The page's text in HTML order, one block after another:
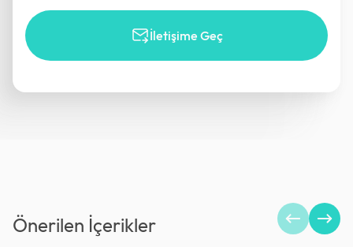
İletişime Geç
Önerilen İçerikler